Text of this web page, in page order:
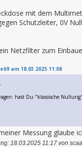
mit dem
Schutzleiter, 0V
Netzfilter zum
am 18.03.2025 11:08
hast Du "klassische
Messung glaube
18.03.2025 11:17 von